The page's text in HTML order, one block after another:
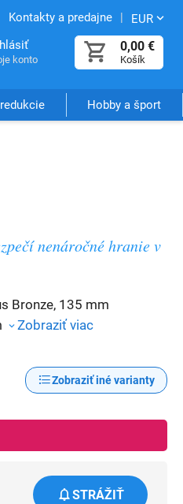
Kontakty a predajne EUR
0,00 €
Košík
konto
Hobby a šport
nenáročné hranie v
Bronze, 135 mm
Zobraziť viac
Zobraziť iné varianty
STRÁŽIŤ